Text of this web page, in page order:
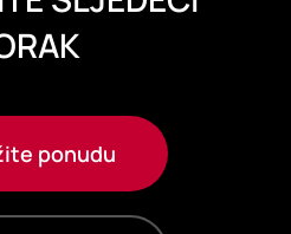
ponudu